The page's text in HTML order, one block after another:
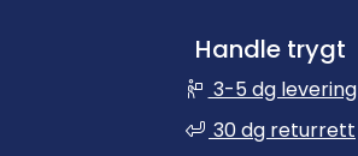
Handle trygt
3-5 dg levering
30 dg returrett